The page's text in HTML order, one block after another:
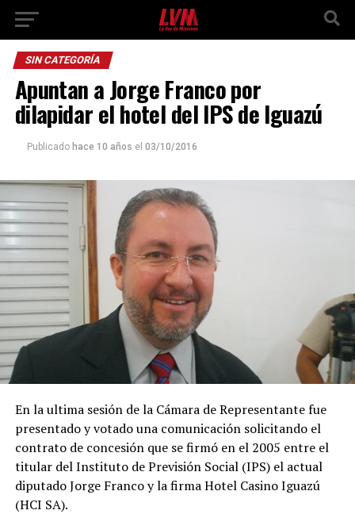
SIN CATEGORÍA
Apuntan a Jorge Franco por
dilapidar el hotel del IPS de Iguazú
Publicado hace 10 años el 03/10/2016
En la ultima sesión de la Cámara de Representante fue
presentado y votado una comunicación solicitando el
contrato de concesión que se firmó en el 2005 entre el
titular del Instituto de Previsión Social (IPS) el actual
diputado Jorge Franco y la firma Hotel Casino Iguazú
(HCI SA).